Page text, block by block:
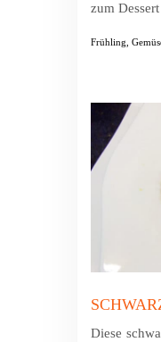
zum
Frühling,
Diese